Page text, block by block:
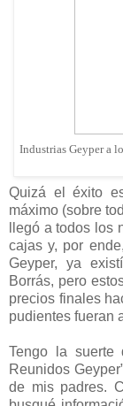
Industrias Geyper a
Quizá el éxito
máximo (sobre
llegó a todos los
cajas y, por
Geyper, ya
Borrás, pero
precios finales
pudientes fueran
Tengo la suerte
Reunidos
de mis padres.